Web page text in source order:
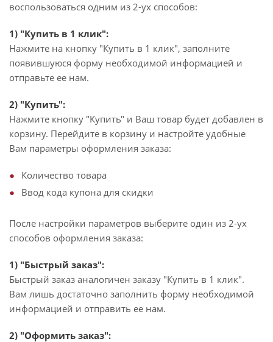
воспользоваться одним из 2-ух способов:
1) "Купить в 1 клик":
Нажмите на кнопку "Купить в 1 клик", заполните
появившуюся форму необходимой информацией и
отправьте ее нам.
2) "Купить":
Нажмите кнопку "Купить" и Ваш товар будет добавлен в
корзину. Перейдите в корзину и настройте удобные
Вам параметры оформления заказа:
Количество товара
Ввод кода купона для скидки
После настройки параметров выберите один из 2-ух
способов оформления заказа:
1) "Быстрый заказ":
Быстрый заказ аналогичен заказу "Купить в 1 клик".
Вам лишь достаточно заполнить форму необходимой
информацией и отправить ее нам.
2) "Оформить заказ":